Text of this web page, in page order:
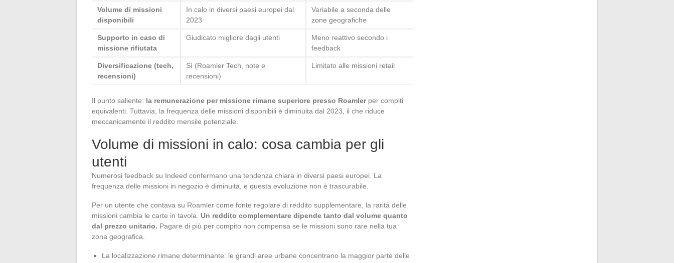
Volume di missioni
disponibili
In calo in diversi paesi europei dal
2023
Variabile a seconda delle
zone geografiche
Supporto in caso di
missione rifiutata
Giudicato migliore dagli utenti
Meno reattivo secondo i
feedback
Diversificazione (tech,
recensioni)
Sì (Roamler Tech, note e
recensioni)
Limitato alle missioni retail
Il punto saliente: la remunerazione per missione rimane superiore presso Roamlerper compiti
equivalenti. Tuttavia, la frequenza delle missioni disponibili è diminuita dal 2023, il che riduce
meccanicamente il reddito mensile potenziale.
Volume di missioni in calo: cosa cambia per gli
utenti
Numerosi feedback su Indeed confermano una tendenza chiara in diversi paesi europei. La
frequenza delle missioni in negozio è diminuita, e questa evoluzione non è trascurabile.
Per un utente che contava su Roamler come fonte regolare di reddito supplementare, la rarità delle
missioni cambia le carte in tavola. Un reddito complementare dipende tanto dal volume quanto
dal prezzo unitario. Pagare di più per compito non compensa se le missioni sono rare nella tua
zona geografica.
La localizzazione rimane determinante: le grandi aree urbane concentrano la maggior parte delle